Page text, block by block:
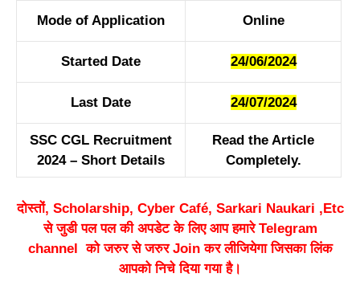
Mode of Application Online
Started Date 24/06/2024
Last Date 24/07/2024
SSC CGL Recruitment
2024 – Short Details
Read the Article
Completely.
दोस्तों, Scholarship, Cyber Café, Sarkari Naukari ,Etc
से जुडी पल पल की अपडेट के लिए आप हमारे Telegram
channel को जरुर से जरुर Join कर लीजियेगा जिसका लिंक
आपको निचे दिया गया है।